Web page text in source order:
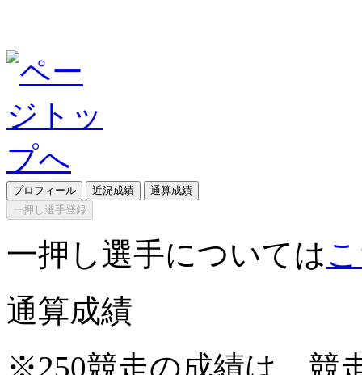
プロフィール 近況成績
通算成績
一押し選手登録
一押し選手については
通算成績
※250競走の成績は、競